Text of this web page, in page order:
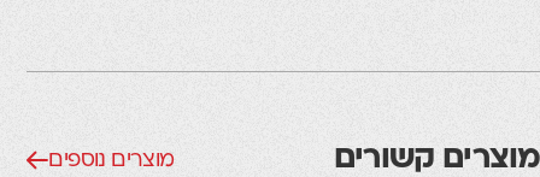
מוצרים קשורים מוצרים נוספים